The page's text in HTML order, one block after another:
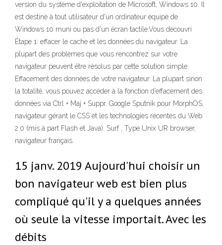
version du système d'exploitation de Microsoft, Windows 10. Il
est destiné à tout utilisateur d'un ordinateur équipé de
Windows 10 muni ou pas d'un écran tactile.Vous découvri
Étape 1: effacer le cache et les données du navigateur. La
plupart des problèmes que vous rencontrez sur votre
navigateur peuvent être résolus par cette solution simple.
Effacement des données de votre navigateur. La plupart sinon
la totalité, vous pouvez accéder à la fonction d’effacement des
données via Ctrl + Maj + Suppr. Google Sputnik pour MorphOS,
navigateur gérant le CSS et les technologies récentes du Web
2.0 (mis à part Flash et Java). Surf , Type Unix UR browser,
navigateur français.
15 janv. 2019 Aujourd'hui choisir un
bon navigateur web est bien plus
compliqué qu'il y a quelques années
où seule la vitesse importait. Avec les
débits